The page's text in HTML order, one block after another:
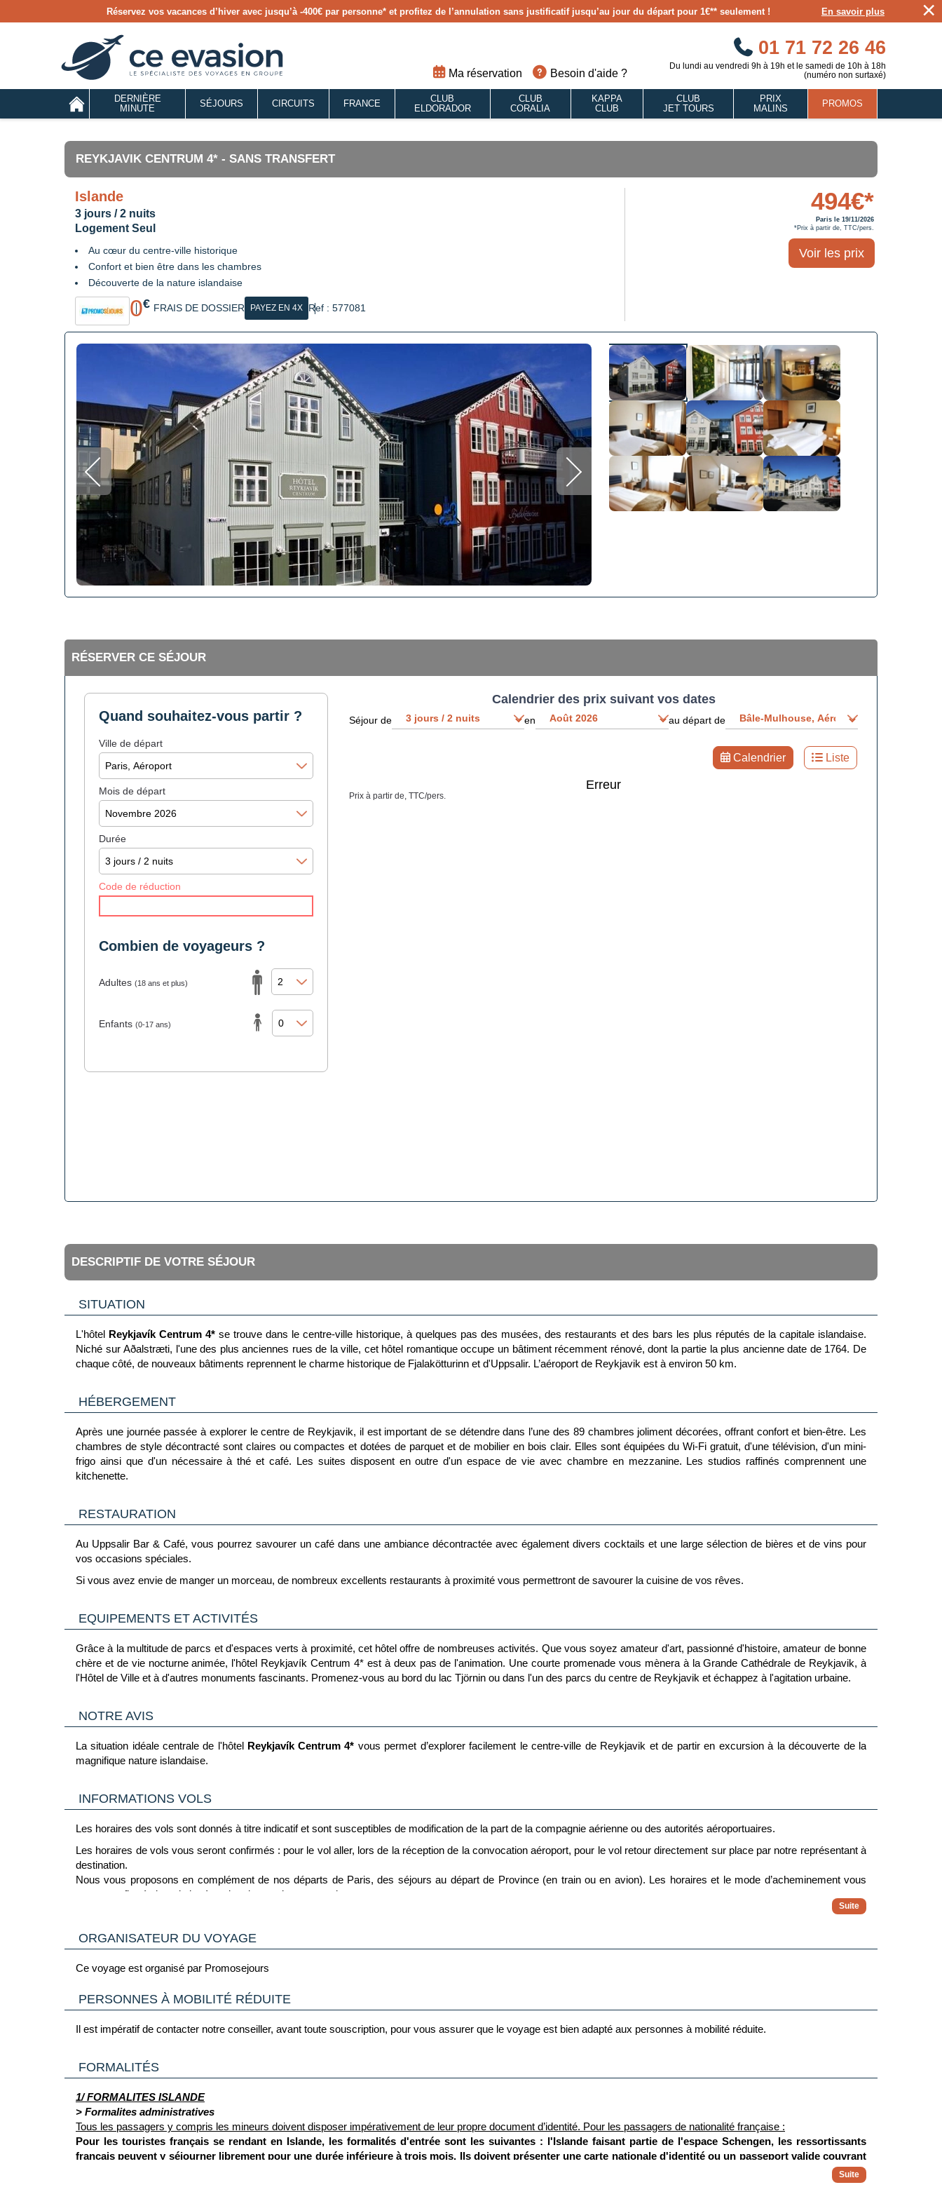
Réservez vos vacances d’hiver avec jusqu’à -400€ par personne* et profitez de l’annulation sans justificatif jusqu’au jour du départ pour 1€** seulement ! En savoir plus ×
Ma réservation Besoin d'aide ?
01 71 72 26 46
Du lundi au vendredi 9h à 19h et le samedi de 10h à 18h
(numéro non surtaxé)
DERNIÈRE
MINUTE
SÉJOURS CIRCUITS FRANCE
CLUB
ELDORADOR
CLUB
CORALIA
KAPPA
CLUB
CLUB
JET TOURS
PRIX
MALINS
PROMOS
REYKJAVIK CENTRUM 4* - SANS TRANSFERT
Islande
3 jours / 2 nuits
Logement Seul
Au cœur du centre-ville historique
Confort et bien être dans les chambres
Découverte de la nature islandaise
0€ FRAIS DE DOSSIER PAYEZ EN 4X Ref : 577081
494€*
Paris le 19/11/2026
*Prix à partir de, TTC/pers.
Voir les prix
RÉSERVER CE SÉJOUR
Quand souhaitez-vous partir ?
Ville de départ
Mois de départ
Durée
Code de réduction
Combien de voyageurs ?
Adultes (18 ans et plus)
Enfants (0-17 ans)
Calendrier des prix suivant vos dates
Séjour de en au départ de
Calendrier Liste
Erreur
Prix à partir de, TTC/pers.
DESCRIPTIF DE VOTRE SÉJOUR
SITUATION
L'hôtel Reykjavík Centrum 4* se trouve dans le centre-ville historique, à quelques pas des musées, des restaurants et des bars les plus réputés de la capitale islandaise.
Niché sur Aðalstræti, l'une des plus anciennes rues de la ville, cet hôtel romantique occupe un bâtiment récemment rénové, dont la partie la plus ancienne date de 1764. De
chaque côté, de nouveaux bâtiments reprennent le charme historique de Fjalakötturinn et d'Uppsalir. L’aéroport de Reykjavik est à environ 50 km.
HÉBERGEMENT
Après une journée passée à explorer le centre de Reykjavik, il est important de se détendre dans l’une des 89 chambres joliment décorées, offrant confort et bien-être. Les
chambres de style décontracté sont claires ou compactes et dotées de parquet et de mobilier en bois clair. Elles sont équipées du Wi-Fi gratuit, d'une télévision, d'un mini-
frigo ainsi que d'un nécessaire à thé et café. Les suites disposent en outre d'un espace de vie avec chambre en mezzanine. Les studios raffinés comprennent une
kitchenette.
RESTAURATION
Au Uppsalir Bar & Café, vous pourrez savourer un café dans une ambiance décontractée avec également divers cocktails et une large sélection de bières et de vins pour
vos occasions spéciales.
Si vous avez envie de manger un morceau, de nombreux excellents restaurants à proximité vous permettront de savourer la cuisine de vos rêves.
EQUIPEMENTS ET ACTIVITÉS
Grâce à la multitude de parcs et d'espaces verts à proximité, cet hôtel offre de nombreuses activités. Que vous soyez amateur d'art, passionné d'histoire, amateur de bonne
chère et de vie nocturne animée, l'hôtel Reykjavík Centrum 4* est à deux pas de l'animation. Une courte promenade vous mènera à la Grande Cathédrale de Reykjavik, à
l'Hôtel de Ville et à d'autres monuments fascinants. Promenez-vous au bord du lac Tjörnin ou dans l'un des parcs du centre de Reykjavik et échappez à l'agitation urbaine.
NOTRE AVIS
La situation idéale centrale de l'hôtel Reykjavík Centrum 4* vous permet d’explorer facilement le centre-ville de Reykjavik et de partir en excursion à la découverte de la
magnifique nature islandaise.
INFORMATIONS VOLS
Les horaires des vols sont donnés à titre indicatif et sont susceptibles de modification de la part de la compagnie aérienne ou des autorités aéroportuaires.
Les horaires de vols vous seront confirmés : pour le vol aller, lors de la réception de la convocation aéroport, pour le vol retour directement sur place par notre représentant à
destination.
Nous vous proposons en complément de nos départs de Paris, des séjours au départ de Province (en train ou en avion). Les horaires et le mode d’acheminement vous
seront confirmés lors de la réception de vos documents de voyages.
ORGANISATEUR DU VOYAGE
Ce voyage est organisé par Promosejours
PERSONNES À MOBILITÉ RÉDUITE
Il est impératif de contacter notre conseiller, avant toute souscription, pour vous assurer que le voyage est bien adapté aux personnes à mobilité réduite.
FORMALITÉS
1/ FORMALITES ISLANDE
> Formalites administratives
Tous les passagers y compris les mineurs doivent disposer impérativement de leur propre document d’identité. Pour les passagers de nationalité française :
Pour les touristes français se rendant en Islande, les formalités d'entrée sont les suivantes : l'Islande faisant partie de l'espace Schengen, les ressortissants
français peuvent y séjourner librement pour une durée inférieure à trois mois. Ils doivent présenter une carte nationale d'identité ou un passeport valide couvrant
toute la durée de leur séjour. Pour éviter tout désagrément, il est recommandé d'utiliser un passeport valide plutôt qu'une carte nationale d'identité dont la date